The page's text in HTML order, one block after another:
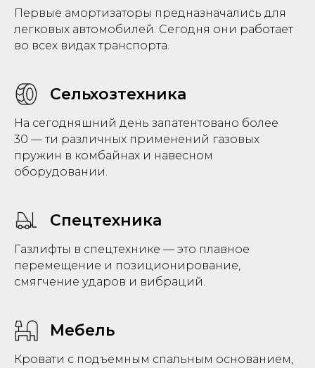
Первые амортизаторы предназначались для
легковых автомобилей. Сегодня они работает
во всех видах транспорта.
Сельхозтехника
На сегодняшний день запатентовано более
30 — ти различных применений газовых
пружин в комбайнах и навесном
оборудовании.
Спецтехника
Газлифты в спецтехнике — это плавное
перемещение и позиционирование,
смягчение ударов и вибраций.
Мебель
Кровати с подъемным спальным основанием,